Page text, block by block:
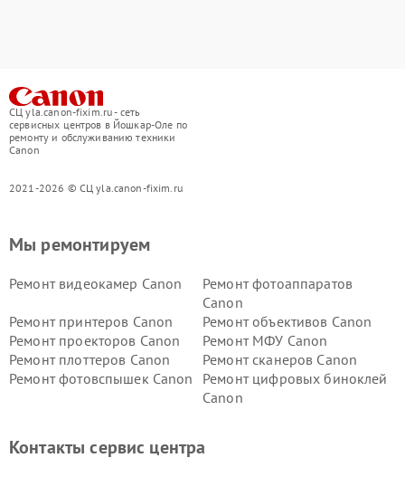
СЦ yla.canon-fixim.ru - сеть
сервисных центров в Йошкар-Оле по
ремонту и обслуживанию техники
Canon
2021-2026 © СЦ yla.canon-fixim.ru
Мы ремонтируем
Ремонт видеокамер Canon
Ремонт фотоаппаратов
Canon
Ремонт принтеров Canon
Ремонт объективов Canon
Ремонт проекторов Canon
Ремонт МФУ Canon
Ремонт плоттеров Canon
Ремонт сканеров Canon
Ремонт фотовспышек Canon
Ремонт цифровых биноклей
Canon
Контакты сервис центра